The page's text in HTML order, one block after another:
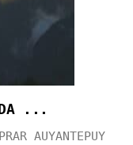
...
AUYANTEPUY